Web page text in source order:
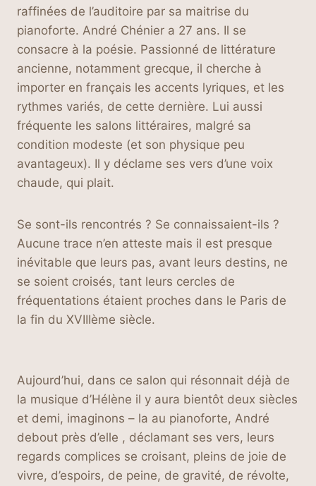
raffinées de l’auditoire par sa maitrise du
pianoforte. André Chénier a 27 ans. Il se
consacre à la poésie. Passionné de littérature
ancienne, notamment grecque, il cherche à
importer en français les accents lyriques, et les
rythmes variés, de cette dernière. Lui aussi
fréquente les salons littéraires, malgré sa
condition modeste (et son physique peu
avantageux). Il y déclame ses vers d’une voix
chaude, qui plait.
Se sont-ils rencontrés ? Se connaissaient-ils ?
Aucune trace n’en atteste mais il est presque
inévitable que leurs pas, avant leurs destins, ne
se soient croisés, tant leurs cercles de
fréquentations étaient proches dans le Paris de
la fin du XVIIIème siècle.
Aujourd’hui, dans ce salon qui résonnait déjà de
la musique d’Hélène il y aura bientôt deux siècles
et demi, imaginons – la au pianoforte, André
debout près d’elle , déclamant ses vers, leurs
regards complices se croisant, pleins de joie de
vivre, d’espoirs, de peine, de gravité, de révolte,